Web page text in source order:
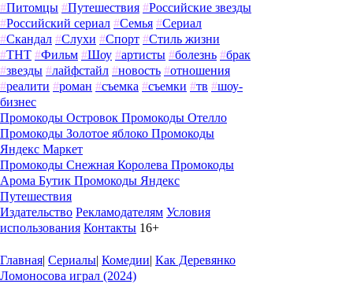
#Питомцы #Путешествия #Российские звезды
#Российский сериал #Семья #Сериал
#Скандал #Слухи #Спорт #Стиль жизни
#ТНТ #Фильм #Шоу #артисты #болезнь #брак
#звезды #лайфстайл #новость #отношения
#реалити #роман #съемка #съемки #тв #шоу-
бизнес
Промокоды Островок Промокоды Отелло
Промокоды Золотое яблоко Промокоды
Яндекс Маркет
Промокоды Снежная Королева Промокоды
Арома Бутик Промокоды Яндекс
Путешествия
Издательство Рекламодателям Условия
использования Контакты 16+
Главная| Сериалы| Комедии| Как Деревянко
Ломоносова играл (2024)